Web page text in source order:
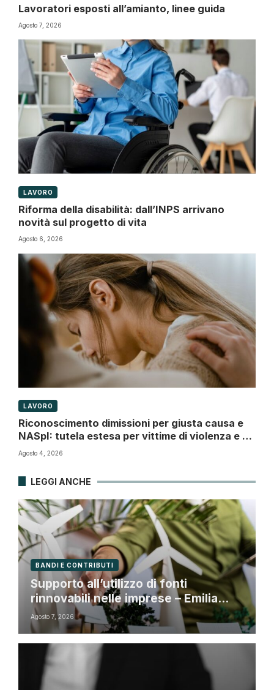
Lavoratori esposti all’amianto, linee guida
Agosto 7, 2026
LAVORO
Riforma della disabilità: dall’INPS arrivano
novità sul progetto di vita
Agosto 6, 2026
LAVORO
Riconoscimento dimissioni per giusta causa e
NASpI: tutela estesa per vittime di violenza e di
atti persecutori
Agosto 4, 2026
LEGGI ANCHE
BANDI E CONTRIBUTI
Supporto all’utilizzo di fonti
rinnovabili nelle imprese – Emilia
Romagna
Agosto 7, 2026